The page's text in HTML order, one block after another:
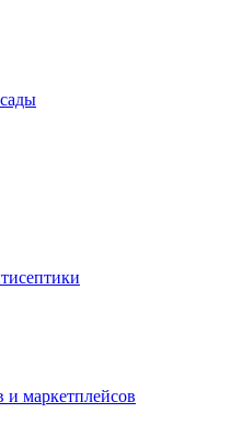
и маркетплейсов